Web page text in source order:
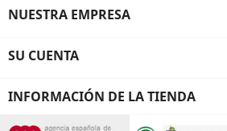
NUESTRA EMPRESA
SU CUENTA
INFORMACIÓN DE LA TIENDA